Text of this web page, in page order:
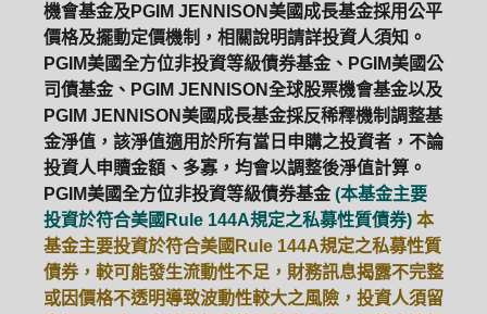
機會基金及PGIM JENNISON美國成長基金採用公平
價格及擺動定價機制，相關說明請詳投資人須知。
PGIM美國全方位非投資等級債券基金、PGIM美國公
司債基金、PGIM JENNISON全球股票機會基金以及
PGIM JENNISON美國成長基金採反稀釋機制調整基
金淨值，該淨值適用於所有當日申購之投資者，不論
投資人申贖金額、多寡，均會以調整後淨值計算。
PGIM美國全方位非投資等級債券基金 (本基金主要
投資於符合美國Rule 144A規定之私募性質債券) 本
基金主要投資於符合美國Rule 144A規定之私募性質
債券，較可能發生流動性不足，財務訊息揭露不完整
或因價格不透明導致波動性較大之風險，投資人須留